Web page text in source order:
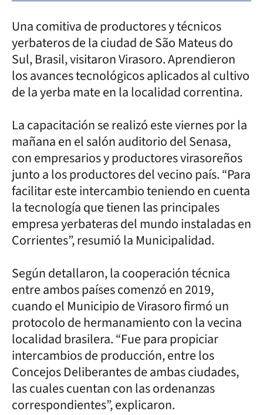
Una comitiva de productores y técnicos
yerbateros de la ciudad de São Mateus do
Sul, Brasil, visitaron Virasoro. Aprendieron
los avances tecnológicos aplicados al cultivo
de la yerba mate en la localidad correntina.
La capacitación se realizó este viernes por la
mañana en el salón auditorio del Senasa,
con empresarios y productores virasoreños
junto a los productores del vecino país. “Para
facilitar este intercambio teniendo en cuenta
la tecnología que tienen las principales
empresa yerbateras del mundo instaladas en
Corrientes”, resumió la Municipalidad.
Según detallaron, la cooperación técnica
entre ambos países comenzó en 2019,
cuando el Municipio de Virasoro firmó un
protocolo de hermanamiento con la vecina
localidad brasilera. “Fue para propiciar
intercambios de producción, entre los
Concejos Deliberantes de ambas ciudades,
las cuales cuentan con las ordenanzas
correspondientes”, explicaron.